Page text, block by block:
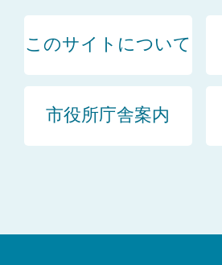
このサイトについて
市役所庁舎案内